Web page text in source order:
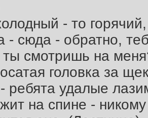
- то
- сюда - обратно,
смотришь на
головка за
ребята удалые
на спине -